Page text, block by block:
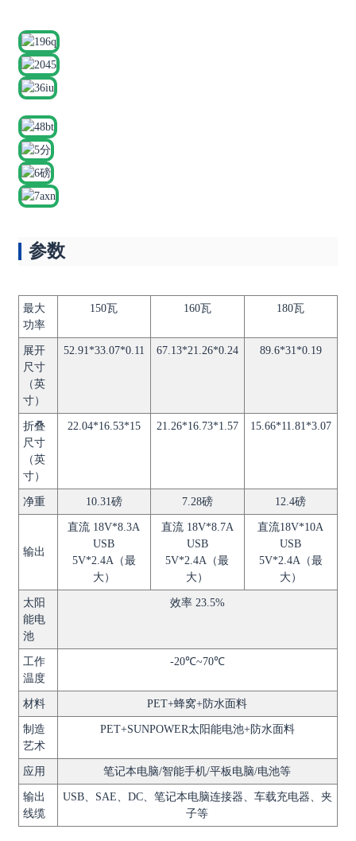
参数
最大
功率
150瓦 160瓦 180瓦
展开
尺寸
（英
寸）
52.91*33.07*0.11 67.13*21.26*0.24 89.6*31*0.19
折叠
尺寸
（英
寸）
22.04*16.53*15 21.26*16.73*1.57 15.66*11.81*3.07
净重 10.31磅 7.28磅 12.4磅
输出
直流 18V*8.3A
USB
5V*2.4A（最
大）
直流 18V*8.7A
USB
5V*2.4A（最
大）
直流18V*10A
USB
5V*2.4A（最
大）
太阳
能电
池
效率 23.5%
工作
温度
-20℃~70℃
材料 PET+蜂窝+防水面料
制造
艺术
PET+SUNPOWER太阳能电池+防水面料
应用 笔记本电脑/智能手机/平板电脑/电池等
输出
线缆
USB、SAE、DC、笔记本电脑连接器、车载充电器、夹
子等